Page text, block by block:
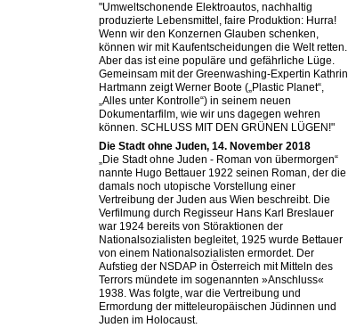
"Umweltschonende Elektroautos, nachhaltig
produzierte Lebensmittel, faire Produktion: Hurra!
Wenn wir den Konzernen Glauben schenken,
können wir mit Kaufentscheidungen die Welt retten.
Aber das ist eine populäre und gefährliche Lüge.
Gemeinsam mit der Greenwashing-Expertin Kathrin
Hartmann zeigt Werner Boote („Plastic Planet“,
„Alles unter Kontrolle“) in seinem neuen
Dokumentarfilm, wie wir uns dagegen wehren
können. SCHLUSS MIT DEN GRÜNEN LÜGEN!"
Die Stadt ohne Juden, 14. November 2018
„Die Stadt ohne Juden - Roman von übermorgen“
nannte Hugo Bettauer 1922 seinen Roman, der die
damals noch utopische Vorstellung einer
Vertreibung der Juden aus Wien beschreibt. Die
Verfilmung durch Regisseur Hans Karl Breslauer
war 1924 bereits von Störaktionen der
Nationalsozialisten begleitet, 1925 wurde Bettauer
von einem Nationalsozialisten ermordet. Der
Aufstieg der NSDAP in Österreich mit Mitteln des
Terrors mündete im sogenannten »Anschluss«
1938. Was folgte, war die Vertreibung und
Ermordung der mitteleuropäischen Jüdinnen und
Juden im Holocaust.